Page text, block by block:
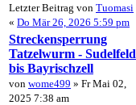
Letzter Beitrag von Tuomasi
« Do Mär 26, 2026 5:59 pm
Streckensperrung
Tatzelwurm - Sudelfeld
bis Bayrischzell
von wome499 » Fr Mai 02,
2025 7:38 am